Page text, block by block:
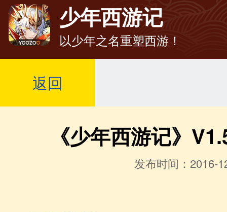
少年西游记
以少年之名重塑西游！
返回
《少年西游记》
发布时间：2016-